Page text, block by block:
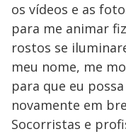
os vídeos e as
para me animar
rostos se
meu nome, me
para que eu
novamente em
Socorristas e